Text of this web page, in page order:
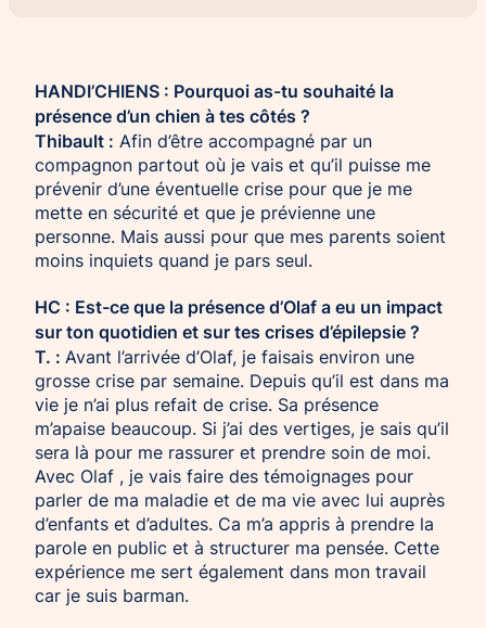
CHIENS À MISSION COLLECTIVE
Chien d’assistance d’accompagnement
social
Chien d’assistance à la réussite scolaire
Chien d’assistance judiciaire
Je m’engage / j’engage mes collaborateurs
Je lance une collecte
J’engage mes clients
HANDI’CHIENS : Pourquoi as-tu souhaité la
présence d’un chien à tes côtés ?
Thibault : Afin d’être accompagné par un
compagnon partout où je vais et qu’il puisse me
prévenir d’une éventuelle crise pour que je me
mette en sécurité et que je prévienne une
personne. Mais aussi pour que mes parents soient
moins inquiets quand je pars seul.
HC : Est-ce que la présence d’Olaf a eu un impact
sur ton quotidien et sur tes crises d’épilepsie ?
T. : Avant l’arrivée d’Olaf, je faisais environ une
grosse crise par semaine. Depuis qu’il est dans ma
vie je n’ai plus refait de crise. Sa présence
m’apaise beaucoup. Si j’ai des vertiges, je sais qu’il
sera là pour me rassurer et prendre soin de moi.
Avec Olaf , je vais faire des témoignages pour
parler de ma maladie et de ma vie avec lui auprès
d’enfants et d’adultes. Ca m’a appris à prendre la
parole en public et à structurer ma pensée. Cette
expérience me sert également dans mon travail
car je suis barman.